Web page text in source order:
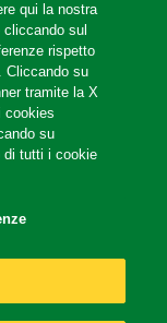
qui la nostra
sul
rispetto
Cliccando su
tramite la X
cookies
su
di tutti i cookie